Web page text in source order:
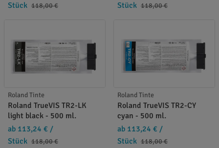
Stück 118,00 €
Stück 118,00 €
Roland Tinte
Roland TrueVIS TR2-LK
light black - 500 ml.
ab 113,24 € /
Stück 118,00 €
Roland Tinte
Roland TrueVIS TR2-CY
cyan - 500 ml.
ab 113,24 € /
Stück 118,00 €